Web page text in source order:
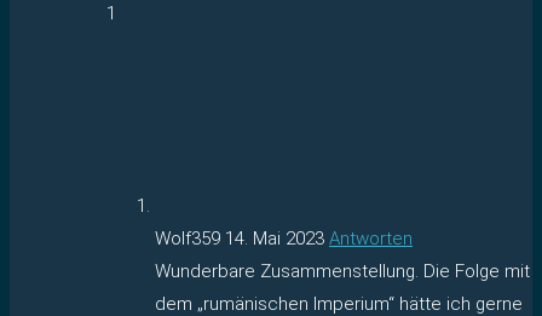
1
Wolf359 14. Mai 2023 Antworten
Wunderbare Zusammenstellung. Die Folge mit
dem „rumänischen Imperium“ hätte ich gerne